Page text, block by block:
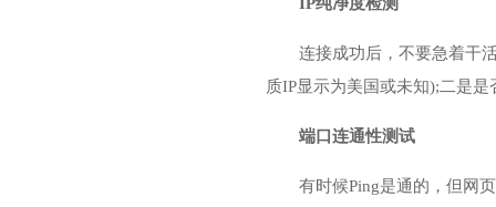
连接成功后，不要急着干
质IP显示为美国或未知);二是
端口连通性测试
有时候Ping是通的，但网